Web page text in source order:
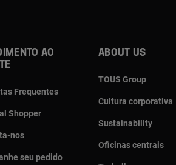
ao
Frequentes
Shopper
nos
seu pedido
About us
TOUS Group
Cultura corporativa
Sustainability
Oficinas centrais